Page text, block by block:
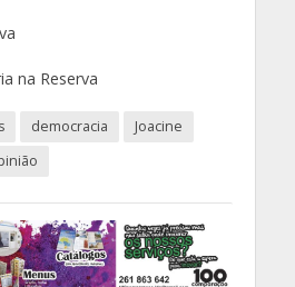
na Reserva
democracia
Joacine